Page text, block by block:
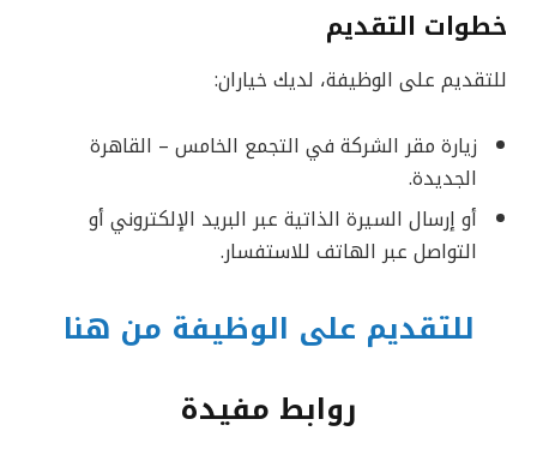
خطوات التقديم
للتقديم على الوظيفة، لديك خياران:
زيارة مقر الشركة في التجمع الخامس – القاهرة
الجديدة.
أو إرسال السيرة الذاتية عبر البريد الإلكتروني أو
التواصل عبر الهاتف للاستفسار.
للتقديم على الوظيفة من هنا
روابط مفيدة